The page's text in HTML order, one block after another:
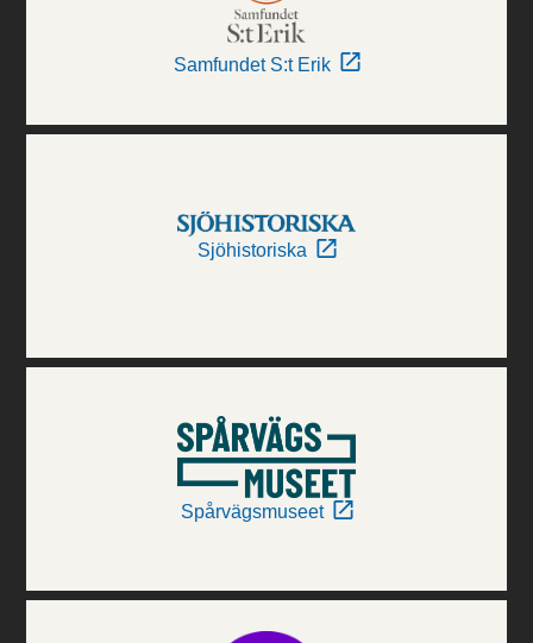
Samfundet S:t Erik
Sjöhistoriska
Spårvägsmuseet